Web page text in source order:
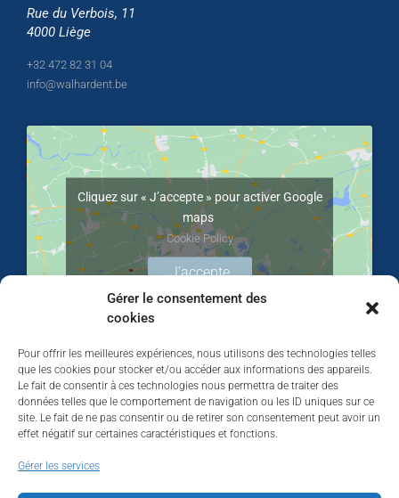
Gérer le consentement des
cookies
Pour offrir les meilleures expériences, nous utilisons des technologies telles
que les cookies pour stocker et/ou accéder aux informations des appareils.
Le fait de consentir à ces technologies nous permettra de traiter des
données telles que le comportement de navigation ou les ID uniques sur ce
site. Le fait de ne pas consentir ou de retirer son consentement peut avoir un
effet négatif sur certaines caractéristiques et fonctions.
Gérer les services
Rue du Verbois, 11
4000 Liège
+32 472 82 31 04
info@walhardent.be
Cliquez sur « J’accepte » pour activer Google
maps
Cookie Policy
J’accepte